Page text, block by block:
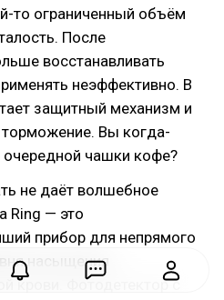
то ограниченный объём
После
восстанавливать
неэффективно. В
защитный механизм и
торможение. Вы когда-
чашки кофе?
не даёт волшебное
Ring — это
прибор для непрямого
насыщения
крови. Фотодетектор с